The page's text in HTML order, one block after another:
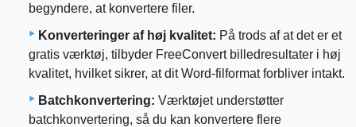
begyndere, at konvertere filer.
Konverteringer af høj kvalitet: På trods af at det er et
gratis værktøj, tilbyder FreeConvert billedresultater i høj
kvalitet, hvilket sikrer, at dit Word-filformat forbliver intakt.
Batchkonvertering: Værktøjet understøtter
batchkonvertering, så du kan konvertere flere